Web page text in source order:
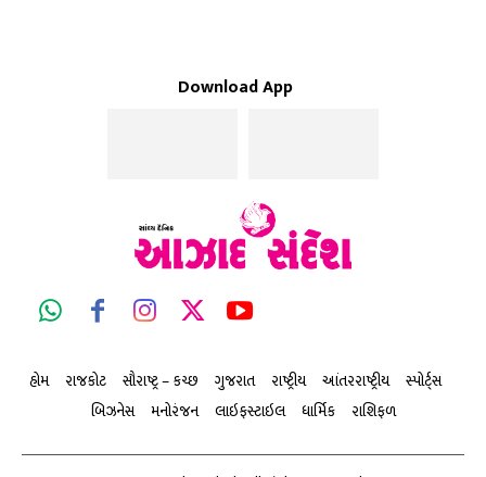
Download App
હોમ રાજકોટ સૌરાષ્ટ્ર – કચ્છ ગુજરાત રાષ્ટ્રીય આંતરરાષ્ટ્રીય
સ્પોર્ટ્સ
બિઝનેસ
મનોરંજન લાઇફસ્ટાઇલ ધાર્મિક રાશિફળ